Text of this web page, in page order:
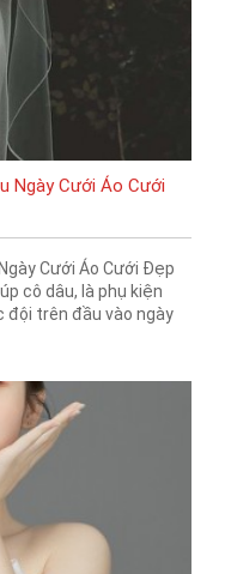
Ngày Cưới Áo Cưới
Cưới Áo Cưới Đẹp
cô dâu, là phụ kiện
đội trên đầu vào ngày